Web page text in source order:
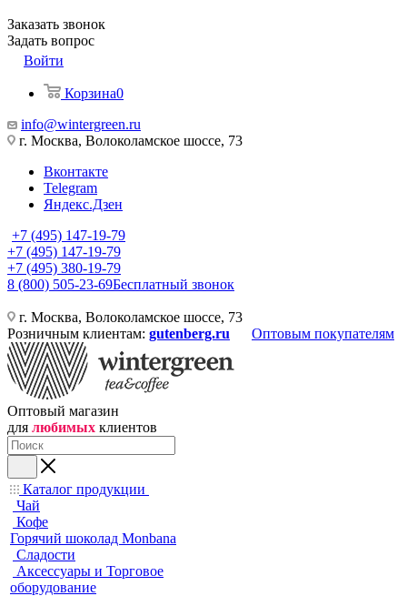
Заказать звонок
Задать вопрос
Войти
Корзина0
info@wintergreen.ru
г. Москва, Волоколамское шоссе, 73
Вконтакте
Telegram
Яндекс.Дзен
+7 (495) 147-19-79
+7 (495) 147-19-79
+7 (495) 380-19-79
8 (800) 505-23-69Бесплатный звонок
г. Москва, Волоколамское шоссе, 73
Розничным клиентам: gutenberg.ru Оптовым покупателям
Оптовый магазин
для любимых клиентов
Каталог продукции
Чай
Кофе
Горячий шоколад Monbana
Сладости
Аксессуары и Торговое
оборудование